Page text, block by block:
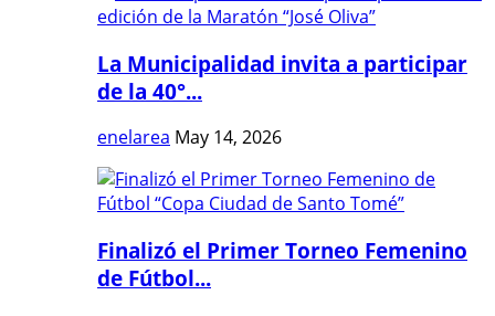
La Municipalidad invita a participar
de la 40°...
enelarea May 14, 2026
Finalizó el Primer Torneo Femenino
de Fútbol...